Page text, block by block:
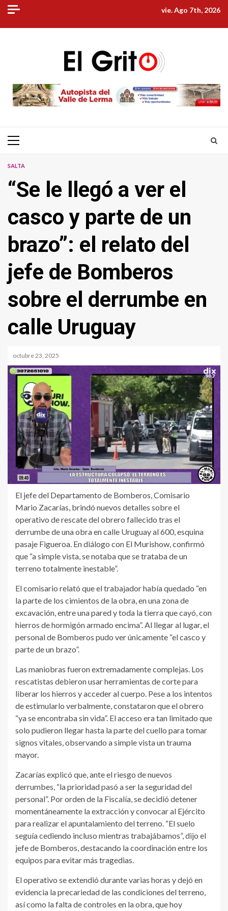
Skip
content
vie. Ago 7th, 2026
Primary
SALTA
“Se le llegó a ver el
casco y parte de un
brazo”: el relato del
jefe de Bomberos
sobre el derrumbe en
calle Uruguay
octubre 23, 2025
El jefe del Departamento de Bomberos, Comisario
Mario Zacarías, brindó nuevos detalles sobre el
operativo de rescate del obrero fallecido tras el
derrumbe de una obra en calle Uruguay al 600, esquina
pasaje Figueroa. En diálogo con El Murishow, confirmó
que “a simple vista, se notaba que se trataba de un
terreno totalmente inestable”.
El comisario relató que el trabajador había quedado “en
la parte de los cimientos de la obra, en una zona de
excavación, entre una pared y toda la tierra que cayó, con
hierros de hormigón armado encima”. Al llegar al lugar, el
personal de Bomberos pudo ver únicamente “el casco y
parte de un brazo”.
Las maniobras fueron extremadamente complejas. Los
rescatistas debieron usar herramientas de corte para
liberar los hierros y acceder al cuerpo. Pese a los intentos
de estimularlo verbalmente, constataron que el obrero
“ya se encontraba sin vida”. El acceso era tan limitado que
solo pudieron llegar hasta la parte del cuello para tomar
signos vitales, observando a simple vista un trauma
mayor.
Zacarías explicó que, ante el riesgo de nuevos
derrumbes, “la prioridad pasó a ser la seguridad del
personal”. Por orden de la Fiscalía, se decidió detener
momentáneamente la extracción y convocar al Ejército
para realizar el apuntalamiento del terreno. “El suelo
seguía cediendo incluso mientras trabajábamos”, dijo el
jefe de Bomberos, destacando la coordinación entre los
equipos para evitar más tragedias.
El operativo se extendió durante varias horas y dejó en
evidencia la precariedad de las condiciones del terreno,
así como la falta de controles en la obra, que hoy